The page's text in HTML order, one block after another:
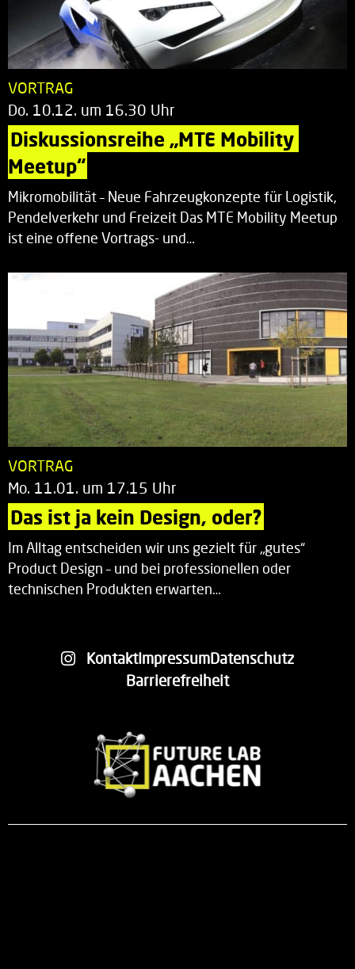
VORTRAG
Do. 10.12. um 16.30 Uhr
Diskussionsreihe „MTE Mobility
Meetup“
Mikromobilität – Neue Fahrzeugkonzepte für Logistik,
Pendelverkehr und Freizeit Das MTE Mobility Meetup
ist eine offene Vortrags- und…
VORTRAG
Mo. 11.01. um 17.15 Uhr
Das ist ja kein Design, oder?
Im Alltag entscheiden wir uns gezielt für „gutes“
Product Design – und bei professionellen oder
technischen Produkten erwarten…
KontaktImpressumDatenschutz
Barrierefreiheit